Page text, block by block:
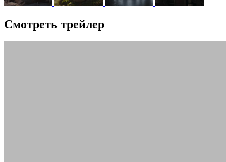
Смотреть трейлер